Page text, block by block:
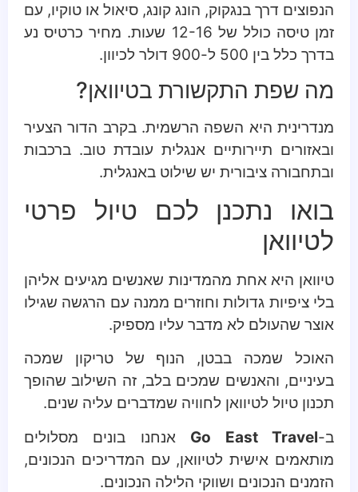
הנפוצים דרך בנגקוק, הונג קונג, סיאול או טוקיו, עם
זמן טיסה כולל של 12-16 שעות. מחיר כרטיס נע
בדרך כלל בין 500 ל-900 דולר לכיוון.
מה שפת התקשורת בטיוואן?
מנדרינית היא השפה הרשמית. בקרב הדור הצעיר
ובאזורים תיירותיים אנגלית עובדת טוב. ברכבות
ובתחבורה ציבורית יש שילוט באנגלית.
בואו נתכנן לכם טיול פרטי
לטיוואן
טיוואן היא אחת מהמדינות שאנשים מגיעים אליהן
בלי ציפיות גדולות וחוזרים ממנה עם הרגשה שגילו
אוצר שהעולם לא מדבר עליו מספיק.
האוכל שמכה בבטן, הנוף של טריקון שמכה
בעיניים, והאנשים שמכים בלב, זה השילוב שהופך
תכנון טיול לטיוואן לחוויה שמדברים עליה שנים.
ב-Go East Travel אנחנו בונים מסלולים
מותאמים אישית לטיוואן, עם המדריכים הנכונים,
הזמנים הנכונים ושווקי הלילה הנכונים.